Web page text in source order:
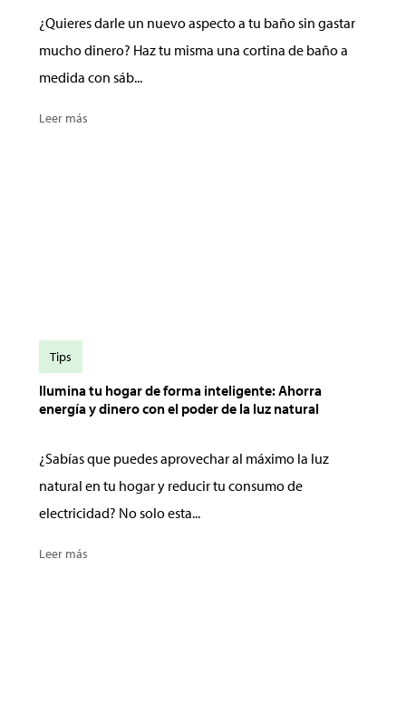
¿Quieres darle un nuevo aspecto a tu baño sin gastar
mucho dinero? Haz tu misma una cortina de baño a
medida con sáb...
Leer más
Ilumina tu hogar de forma inteligente: Ahorra
energía y dinero con el poder de la luz natural
¿Sabías que puedes aprovechar al máximo la luz
natural en tu hogar y reducir tu consumo de
electricidad? No solo esta...
Leer más
Tips